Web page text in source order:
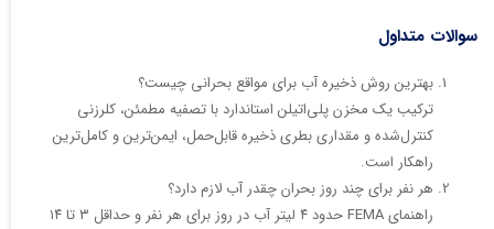
سوالات متداول
بهترین روش ذخیره آب برای مواقع بحرانی چیست؟
ترکیب یک مخزن پلی‌اتیلن استاندارد با تصفیه مطمئن، کلرزنی
کنترل‌شده و مقداری بطری ذخیره قابل‌حمل، ایمن‌ترین و کامل‌ترین
راهکار است.​
هر نفر برای چند روز بحران چقدر آب لازم دارد؟
راهنمای FEMA حدود ۴ لیتر آب در روز برای هر نفر و حداقل ۳ تا ۱۴